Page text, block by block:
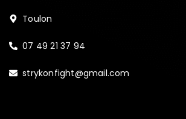
Toulon
07 49 21 37 94
strykonfight@gmail.com